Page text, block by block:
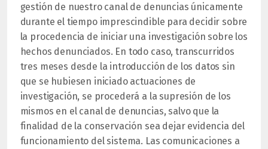
gestión de nuestro canal de denuncias únicamente
durante el tiempo imprescindible para decidir sobre
la procedencia de iniciar una investigación sobre los
hechos denunciados. En todo caso, transcurridos
tres meses desde la introducción de los datos sin
que se hubiesen iniciado actuaciones de
investigación, se procederá a la supresión de los
mismos en el canal de denuncias, salvo que la
finalidad de la conservación sea dejar evidencia del
funcionamiento del sistema. Las comunicaciones a